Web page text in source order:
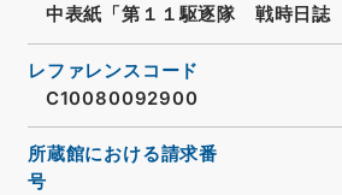
中表紙「第１１駆逐隊 戦時日誌
レファレンスコード
C10080092900
所蔵館における請求番
号